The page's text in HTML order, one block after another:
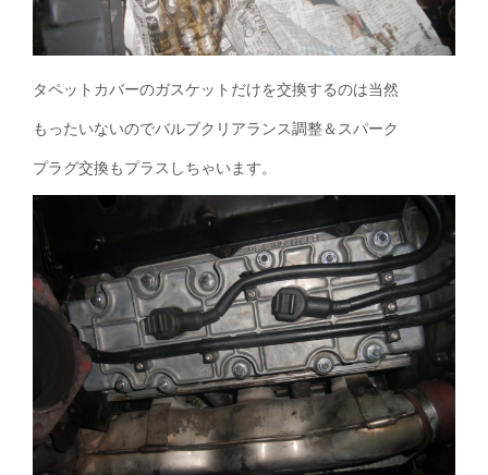
タペットカバーのガスケットだけを交換するのは当然
もったいないのでバルブクリアランス調整＆スパーク
プラグ交換もプラスしちゃいます。